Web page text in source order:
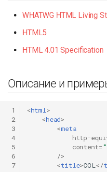
WHATWG HTML Living
HTML5
HTML 4.01 Specification
Описание и
1
2
3
4
5
6
7
<html>
<head>
<meta
http-
content=
/>
<title>COL</